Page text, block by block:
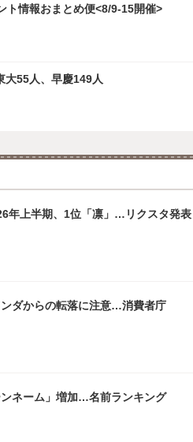
ト情報おまとめ便<8/9-15開催>
大55人、早慶149人
年上半期、1位「凛」…リクスタ発表
ダからの転落に注意…消費者庁
ネーム」増加…名前ランキング